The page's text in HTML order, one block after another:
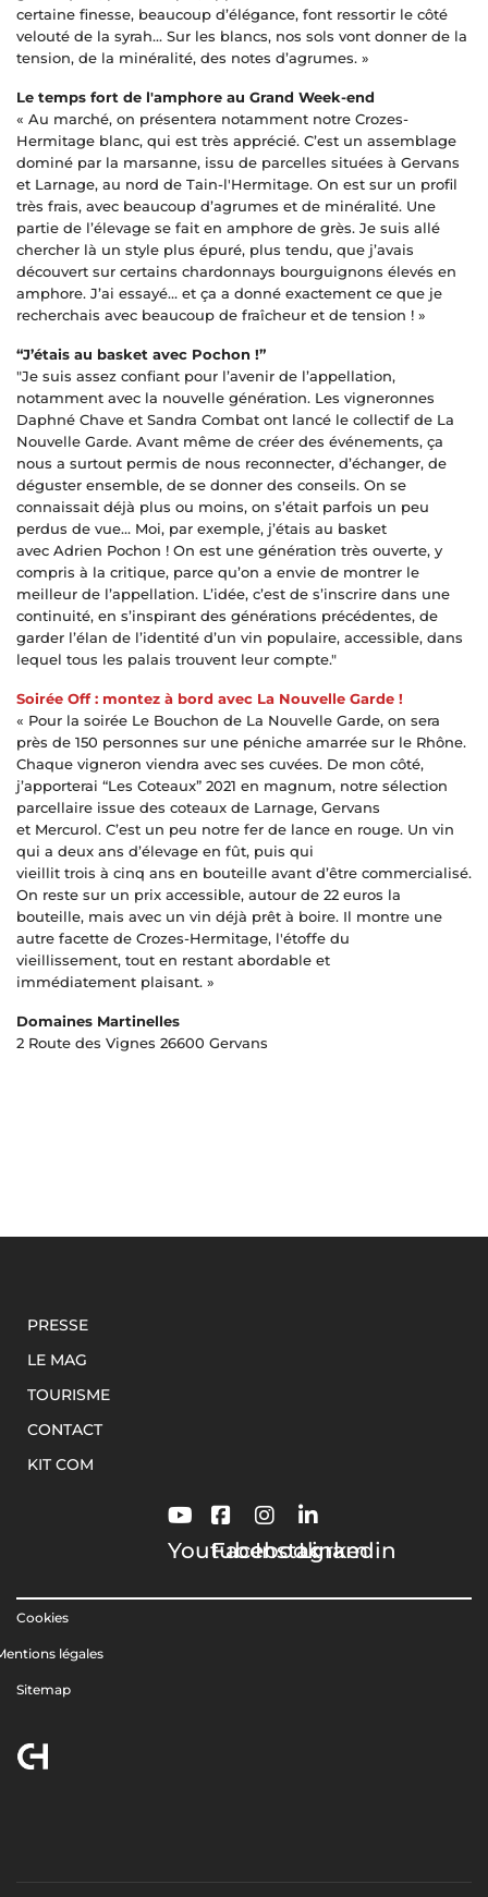
certaine finesse, beaucoup d’élégance, font ressortir le côté
velouté de la syrah... Sur les blancs, nos sols vont donner de la
tension, de la minéralité, des notes d’agrumes. »
Le temps fort de l'amphore au Grand Week-end
« Au marché, on présentera notamment notre Crozes-
Hermitage blanc, qui est très apprécié. C’est un assemblage
dominé par la marsanne, issu de parcelles situées à Gervans
et Larnage, au nord de Tain-l'Hermitage. On est sur un profil
très frais, avec beaucoup d’agrumes et de minéralité. Une
partie de l’élevage se fait en amphore de grès. Je suis allé
chercher là un style plus épuré, plus tendu, que j’avais
découvert sur certains chardonnays bourguignons élevés en
amphore. J’ai essayé… et ça a donné exactement ce que je
recherchais avec beaucoup de fraîcheur et de tension ! »
“J’étais au basket avec Pochon !”
"Je suis assez confiant pour l’avenir de l’appellation,
notamment avec la nouvelle génération. Les vigneronnes
Daphné Chave et Sandra Combat ont lancé le collectif de La
Nouvelle Garde. Avant même de créer des événements, ça
nous a surtout permis de nous reconnecter, d’échanger, de
déguster ensemble, de se donner des conseils. On se
connaissait déjà plus ou moins, on s’était parfois un peu
perdus de vue… Moi, par exemple, j’étais au basket
avec Adrien Pochon ! On est une génération très ouverte, y
compris à la critique, parce qu’on a envie de montrer le
meilleur de l’appellation. L’idée, c’est de s’inscrire dans une
continuité, en s’inspirant des générations précédentes, de
garder l’élan de l’identité d’un vin populaire, accessible, dans
lequel tous les palais trouvent leur compte."
Soirée Off : montez à bord avec La Nouvelle Garde !
« Pour la soirée Le Bouchon de La Nouvelle Garde, on sera
près de 150 personnes sur une péniche amarrée sur le Rhône.
Chaque vigneron viendra avec ses cuvées. De mon côté,
j’apporterai “Les Coteaux” 2021 en magnum, notre sélection
parcellaire issue des coteaux de Larnage, Gervans
et Mercurol. C’est un peu notre fer de lance en rouge. Un vin
qui a deux ans d’élevage en fût, puis qui
vieillit trois à cinq ans en bouteille avant d’être commercialisé.
On reste sur un prix accessible, autour de 22 euros la
bouteille, mais avec un vin déjà prêt à boire. Il montre une
autre facette de Crozes-Hermitage, l'étoffe du
vieillissement, tout en restant abordable et
immédiatement plaisant. »
Domaines Martinelles
2 Route des Vignes 26600 Gervans
PRESSE
LE MAG
TOURISME
CONTACT
KIT COM
Youtube
Facebook
Instagram
Linkedin
Cookies
légales
Sitemap